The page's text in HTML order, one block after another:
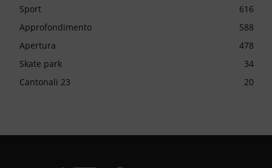
Sport
616
Approfondimento
588
Apertura
478
Skate park
34
Cantonali 23
20